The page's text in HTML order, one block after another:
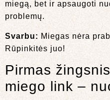
miegą, bet ir apsaugoti
problemų.
Svarbu: Miegas nėra
Rūpinkitės juo!
Pirmas
miego link –